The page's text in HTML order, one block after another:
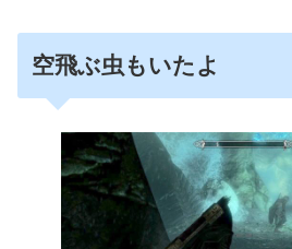
空飛ぶ虫もいたよ